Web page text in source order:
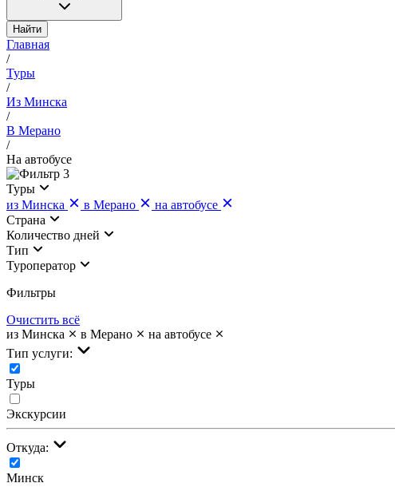
Найти
Главная
/
Туры
/
Из Минска
/
В Мерано
/
На автобусе
3
Туры
из Минска
в Мерано
на автобусе
Страна
Количество дней
Тип
Туроператор
Фильтры
Очистить всё
из Минска
в Мерано
на автобусе
Тип услуги:
Туры
Экскурсии
Откуда:
Минск